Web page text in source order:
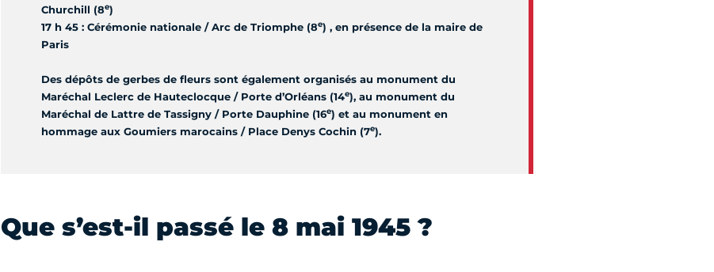
Churchill (8e)
17 h 45 : Cérémonie nationale / Arc de Triomphe (8e) , en présence de la maire de
Paris
Des dépôts de gerbes de fleurs sont également organisés au monument du
Maréchal Leclerc de Hauteclocque / Porte d’Orléans (14e), au monument du
Maréchal de Lattre de Tassigny / Porte Dauphine (16e) et au monument en
hommage aux Goumiers marocains / Place Denys Cochin (7e).
Que s’est-il passé le 8 mai 1945 ?